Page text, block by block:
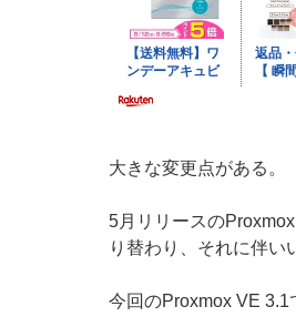
大きな変更点がある。
5月リリースの
り替わり、それに伴い
今回のProxmox VE 3.1